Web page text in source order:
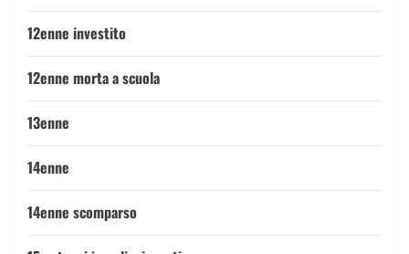
12enne investito
12enne morta a scuola
13enne
14enne
14enne scomparso